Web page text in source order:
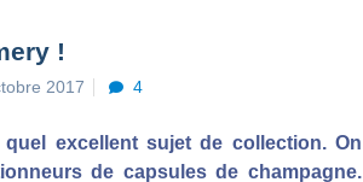
!
2017 4
excellent sujet de collection. On
de capsules de champagne.